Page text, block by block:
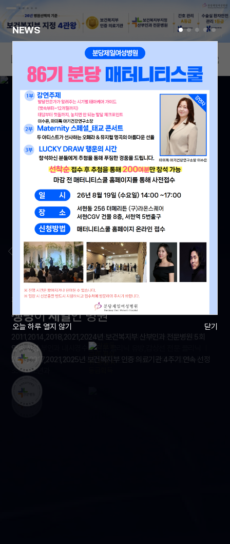
NEWS
오늘 하루 열지 않기 닫기
2011,2014,2018,2021,2024년 보건복지부 산부인과 전문병원 5회
연속 선정
2013,2017,2021,2025년 보건복지부 인증 의료기관 4주기 연속 선정
24시간 분만실 산부인과 전문의 ㅣ마취과 전문의 상주
39명의 전문의가 함께합니다.
기형아진단, 고위험 산모 전문 클리닉ㅣ난임 및 습관성 유산 전문
클리닉ㅣ부인과 내시경수술 전문 클리닉
요실금, 부인과 성형술ㅣ 여성종합검진 클리닉ㅣ 모유수유클리닉ㅣ
소아청소년과
2011,2014,2018,2021,2024년 보건복지부 산부인과 전문병원 5회
연속 선정
2013,2017,2021,2025년 보건복지부 인증 의료기관 4주기 연속 선정
환자의 안전과 의료의 질 향상을 위해 노력하는 병원
생명이제일인 병원
04